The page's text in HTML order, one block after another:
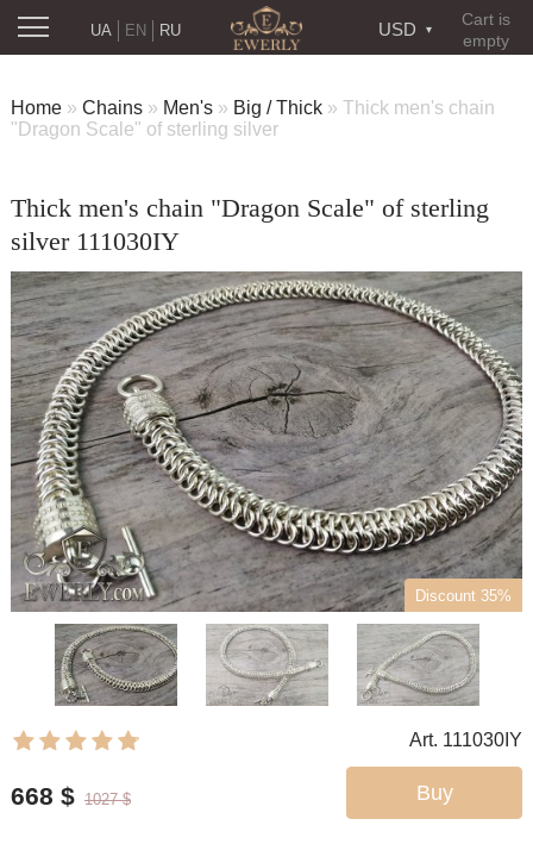
Cart is
empty
USD
RU
UA EN
Home » Chains » Men's » Big / Thick » Thick men's chain
"Dragon Scale" of sterling silver
Thick men's chain "Dragon Scale" of sterling
silver 111030IY
Discount 35%
Art. 111030IY
Buy
668 $ 1027 $